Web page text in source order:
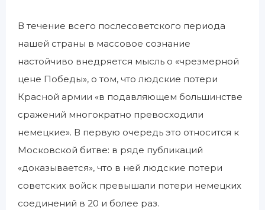
В течение всего послесоветского периода
нашей страны в массовое сознание
настойчиво внедряется мысль о «чрезмерной
цене Победы», о том, что людские потери
Красной армии «в подавляющем большинстве
сражений многократно превосходили
немецкие». В первую очередь это относится к
Московской битве: в ряде публикаций
«доказывается», что в ней людские потери
советских войск превышали потери немецких
соединений в 20 и более раз.